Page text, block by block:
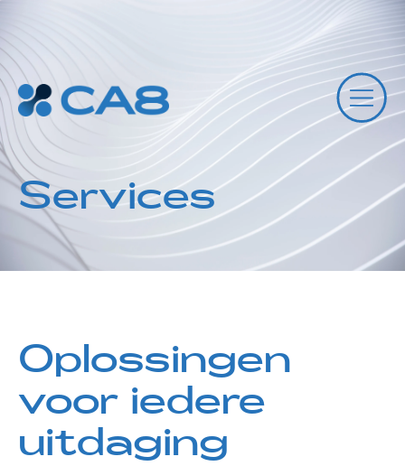
Services
Oplossingen
voor iedere
uitdaging